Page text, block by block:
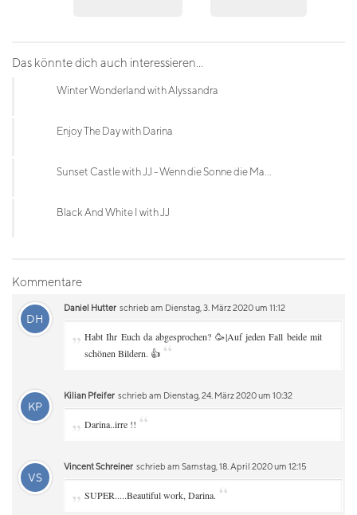
Das könnte dich auch interessieren...
Winter Wonderland with Alyssandra
Enjoy The Day with Darina
Sunset Castle with JJ - Wenn die Sonne die Ma...
Black And White I with JJ
Kommentare
DH
Daniel Hutter schrieb am Dienstag, 3. März 2020 um 11:12
„ Habt Ihr Euch da abgesprochen? 🥳|Auf jeden Fall beide mit
schönen Bildern. 👍 “
KP
Kilian Pfeifer schrieb am Dienstag, 24. März 2020 um 10:32
„ Darina..irre !! “
VS
Vincent Schreiner schrieb am Samstag, 18. April 2020 um 12:15
„ SUPER.....Beautiful work, Darina. “